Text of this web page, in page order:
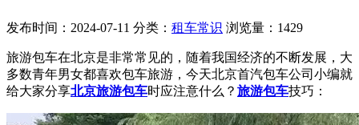
发布时间：2024-07-11 分类： 租车常识 浏览量：1429
旅游包车在北京是非常常见的，随着我国经济的不断发展，大
多数青年男女都喜欢包车旅游，今天北京首汽包车公司小编就
给大家分享北京旅游包车时应注意什么？ 旅游包车技巧：